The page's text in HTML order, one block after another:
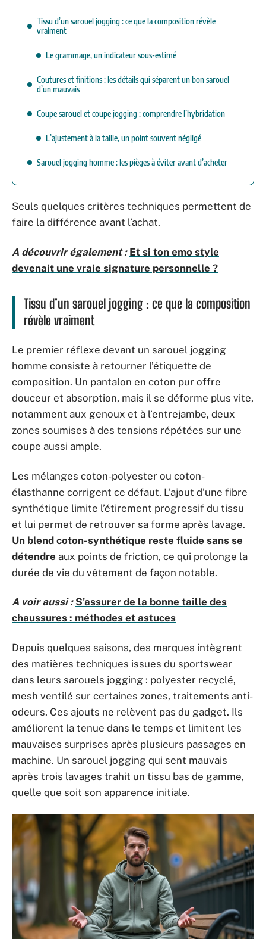
Tissu d’un sarouel jogging : ce que la composition révèle
vraiment
Le grammage, un indicateur sous-estimé
Coutures et finitions : les détails qui séparent un bon sarouel
d’un mauvais
Coupe sarouel et coupe jogging : comprendre l’hybridation
L’ajustement à la taille, un point souvent négligé
Sarouel jogging homme : les pièges à éviter avant d’acheter
Seuls quelques critères techniques permettent de
faire la différence avant l’achat.
A découvrir également : Et si ton emo style
devenait une vraie signature personnelle ?
Tissu d’un sarouel jogging : ce que la composition
révèle vraiment
Le premier réflexe devant un sarouel jogging
homme consiste à retourner l’étiquette de
composition. Un pantalon en coton pur offre
douceur et absorption, mais il se déforme plus vite,
notamment aux genoux et à l’entrejambe, deux
zones soumises à des tensions répétées sur une
coupe aussi ample.
Les mélanges coton-polyester ou coton-
élasthanne corrigent ce défaut. L’ajout d’une fibre
synthétique limite l’étirement progressif du tissu
et lui permet de retrouver sa forme après lavage.
Un blend coton-synthétique reste fluide sans se
détendre aux points de friction, ce qui prolonge la
durée de vie du vêtement de façon notable.
A voir aussi : S'assurer de la bonne taille des
chaussures : méthodes et astuces
Depuis quelques saisons, des marques intègrent
des matières techniques issues du sportswear
dans leurs sarouels jogging : polyester recyclé,
mesh ventilé sur certaines zones, traitements anti-
odeurs. Ces ajouts ne relèvent pas du gadget. Ils
améliorent la tenue dans le temps et limitent les
mauvaises surprises après plusieurs passages en
machine. Un sarouel jogging qui sent mauvais
après trois lavages trahit un tissu bas de gamme,
quelle que soit son apparence initiale.